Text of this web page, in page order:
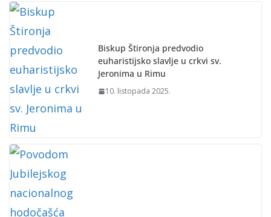
Biskup Štironja predvodio
euharistijsko slavlje u crkvi sv.
Jeronima u Rimu
10. listopada 2025.